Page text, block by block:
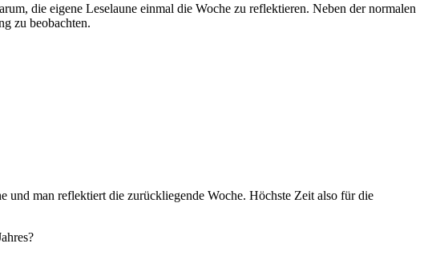
die eigene Leselaune einmal die Woche zu reflektieren. Neben der normalen
zu beobachten.
und man reflektiert die zurückliegende Woche. Höchste Zeit also für die